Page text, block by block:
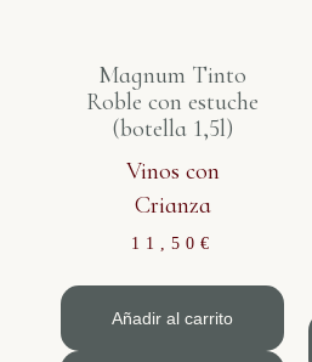
Magnum Tinto
Roble con estuche
(botella 1,5l)
Vinos con
Crianza
11,50 €
Añadir al carrito